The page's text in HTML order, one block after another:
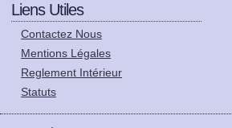
Liens Utiles
Contactez Nous
Mentions Légales
Reglement Intérieur
Statuts